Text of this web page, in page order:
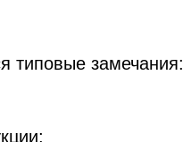
типовые замечания: